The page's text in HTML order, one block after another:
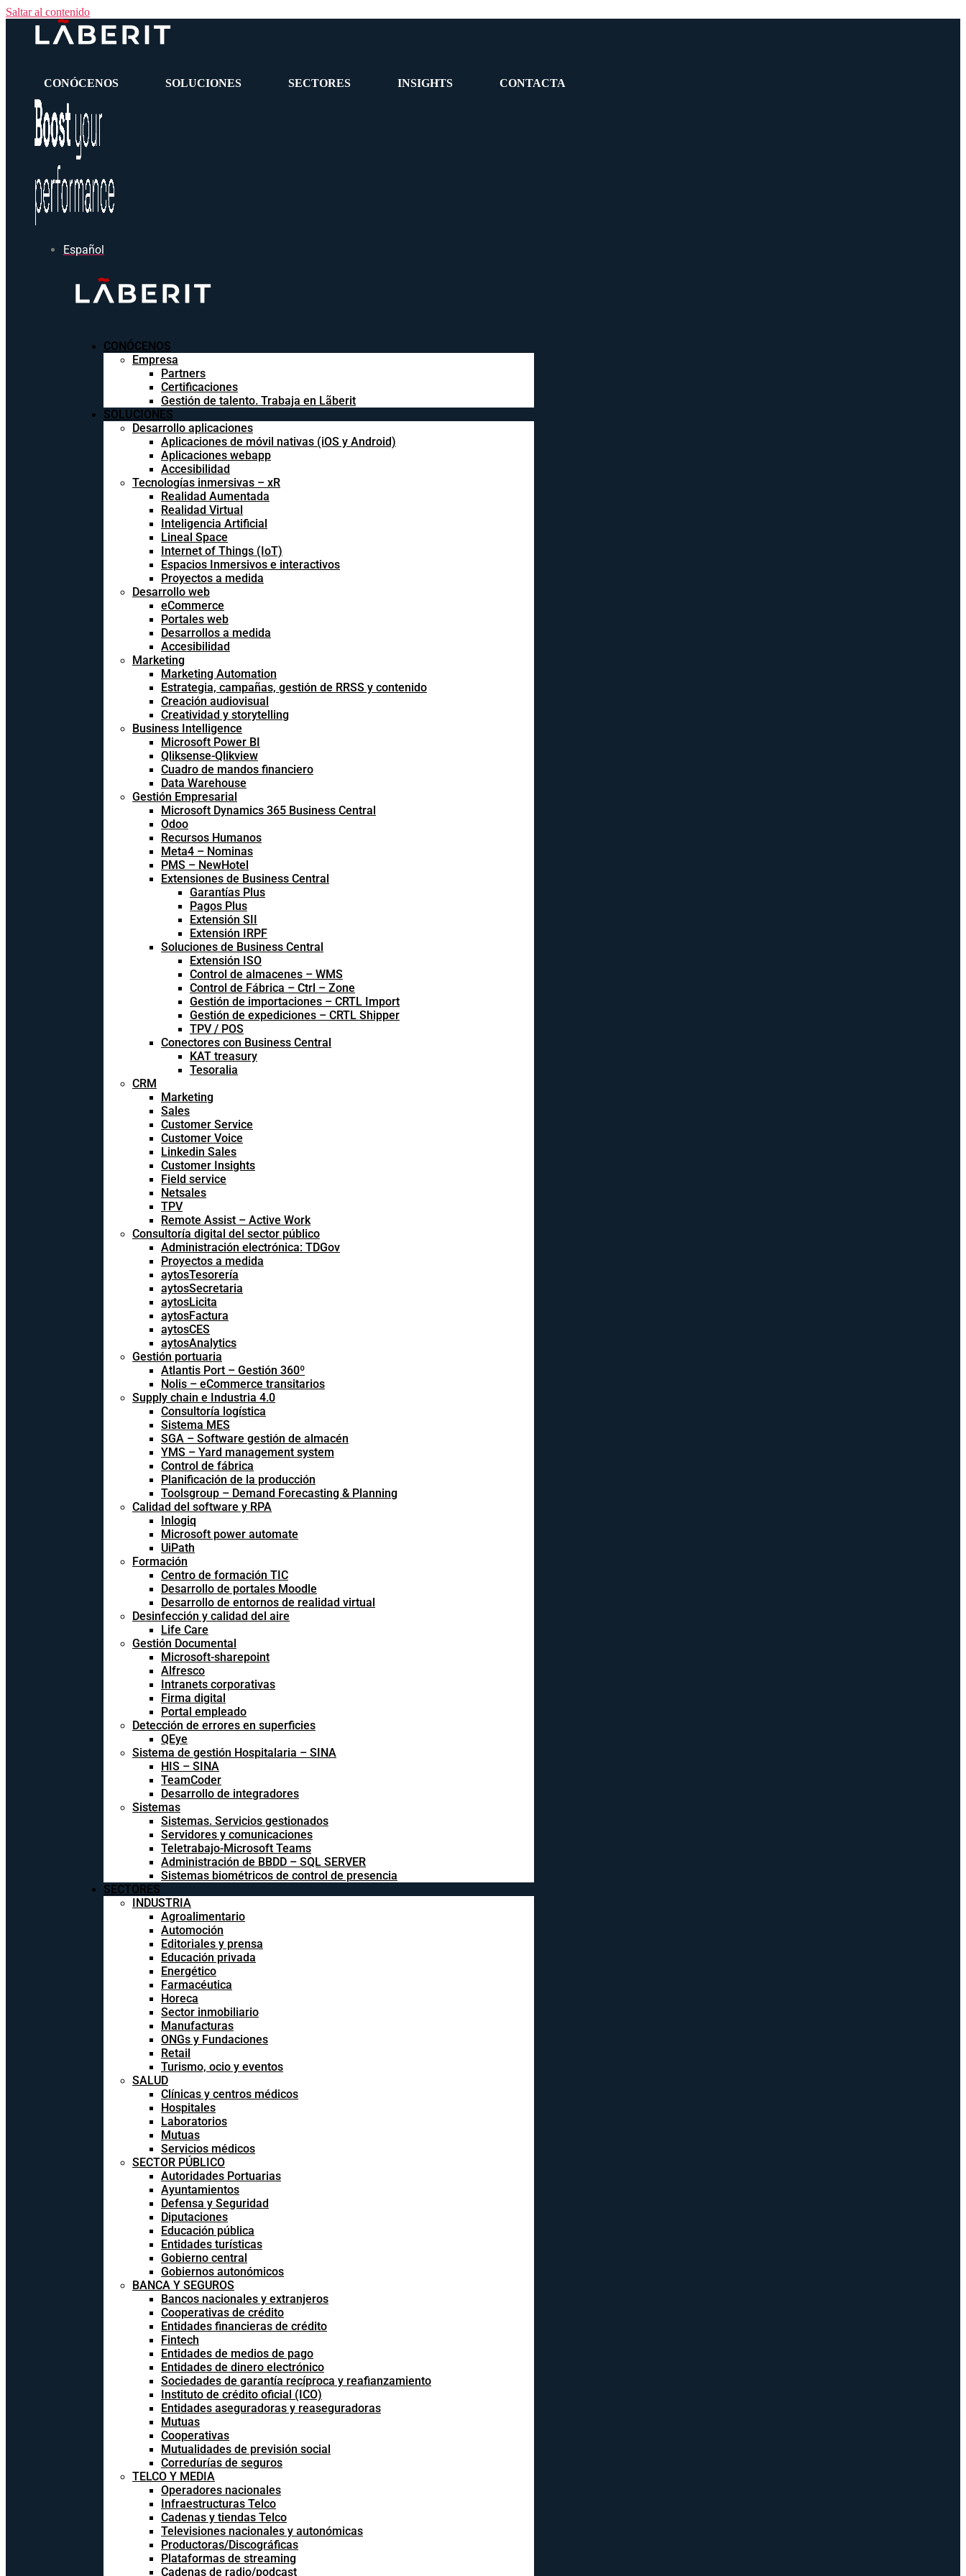
Saltar al contenido
CONÓCENOS SOLUCIONES SECTORES INSIGHTS CONTACTA
Español
CONÓCENOS
Empresa
Partners
Certificaciones
Gestión de talento. Trabaja en Lãberit
SOLUCIONES
Desarrollo aplicaciones
Aplicaciones de móvil nativas (iOS y Android)
Aplicaciones webapp
Accesibilidad
Tecnologías inmersivas – xR
Realidad Aumentada
Realidad Virtual
Inteligencia Artificial
Lineal Space
Internet of Things (IoT)
Espacios Inmersivos e interactivos
Proyectos a medida
Desarrollo web
eCommerce
Portales web
Desarrollos a medida
Accesibilidad
Marketing
Marketing Automation
Estrategia, campañas, gestión de RRSS y contenido
Creación audiovisual
Creatividad y storytelling
Business Intelligence
Microsoft Power BI
Qliksense-Qlikview
Cuadro de mandos financiero
Data Warehouse
Gestión Empresarial
Microsoft Dynamics 365 Business Central
Odoo
Recursos Humanos
Meta4 – Nominas
PMS – NewHotel
Extensiones de Business Central
Garantías Plus
Pagos Plus
Extensión SII
Extensión IRPF
Soluciones de Business Central
Extensión ISO
Control de almacenes – WMS
Control de Fábrica – Ctrl – Zone
Gestión de importaciones – CRTL Import
Gestión de expediciones – CRTL Shipper
TPV / POS
Conectores con Business Central
KAT treasury
Tesoralia
CRM
Marketing
Sales
Customer Service
Customer Voice
Linkedin Sales
Customer Insights
Field service
Netsales
TPV
Remote Assist – Active Work
Consultoría digital del sector público
Administración electrónica: TDGov
Proyectos a medida
aytosTesorería
aytosSecretaria
aytosLicita
aytosFactura
aytosCES
aytosAnalytics
Gestión portuaria
Atlantis Port – Gestión 360º
Nolis – eCommerce transitarios
Supply chain e Industria 4.0
Consultoría logística
Sistema MES
SGA – Software gestión de almacén
YMS – Yard management system
Control de fábrica
Planificación de la producción
Toolsgroup – Demand Forecasting & Planning
Calidad del software y RPA
Inlogiq
Microsoft power automate
UiPath
Formación
Centro de formación TIC
Desarrollo de portales Moodle
Desarrollo de entornos de realidad virtual
Desinfección y calidad del aire
Life Care
Gestión Documental
Microsoft-sharepoint
Alfresco
Intranets corporativas
Firma digital
Portal empleado
Detección de errores en superficies
QEye
Sistema de gestión Hospitalaria – SINA
HIS – SINA
TeamCoder
Desarrollo de integradores
Sistemas
Sistemas. Servicios gestionados
Servidores y comunicaciones
Teletrabajo-Microsoft Teams
Administración de BBDD – SQL SERVER
Sistemas biométricos de control de presencia
SECTORES
INDUSTRIA
Agroalimentario
Automoción
Editoriales y prensa
Educación privada
Energético
Farmacéutica
Horeca
Sector inmobiliario
Manufacturas
ONGs y Fundaciones
Retail
Turismo, ocio y eventos
SALUD
Clínicas y centros médicos
Hospitales
Laboratorios
Mutuas
Servicios médicos
SECTOR PÚBLICO
Autoridades Portuarias
Ayuntamientos
Defensa y Seguridad
Diputaciones
Educación pública
Entidades turísticas
Gobierno central
Gobiernos autonómicos
BANCA Y SEGUROS
Bancos nacionales y extranjeros
Cooperativas de crédito
Entidades financieras de crédito
Fintech
Entidades de medios de pago
Entidades de dinero electrónico
Sociedades de garantía recíproca y reafianzamiento
Instituto de crédito oficial (ICO)
Entidades aseguradoras y reaseguradoras
Mutuas
Cooperativas
Mutualidades de previsión social
Corredurías de seguros
TELCO Y MEDIA
Operadores nacionales
Infraestructuras Telco
Cadenas y tiendas Telco
Televisiones nacionales y autonómicas
Productoras/Discográficas
Plataformas de streaming
Cadenas de radio/podcast